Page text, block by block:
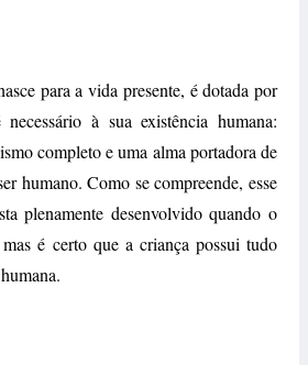
para a vida presente, é dotada por
à sua existência humana:
completo e uma alma portadora de
humano. Como se compreende, esse
plenamente desenvolvido quando o
é certo que a criança possui tudo